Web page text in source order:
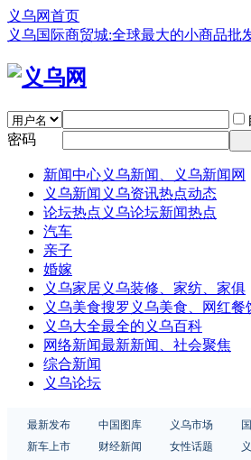
义乌网首页
义乌国际商贸城:全球最大的小商品批
密码
新闻中心义乌新闻、义乌新闻网
义乌新闻 义乌资讯热点动态
论坛热点 义乌论坛新闻热点
汽车
亲子
婚嫁
义乌家居义乌装修、家纺、家俱
义乌美食搜罗义乌美食、网红餐
义乌大全最全的义乌百科
网络新闻最新新闻、社会聚焦
综合新闻
义乌论坛
最新发布 中国图库 义乌市场
新车上市
财经新闻 女性话题